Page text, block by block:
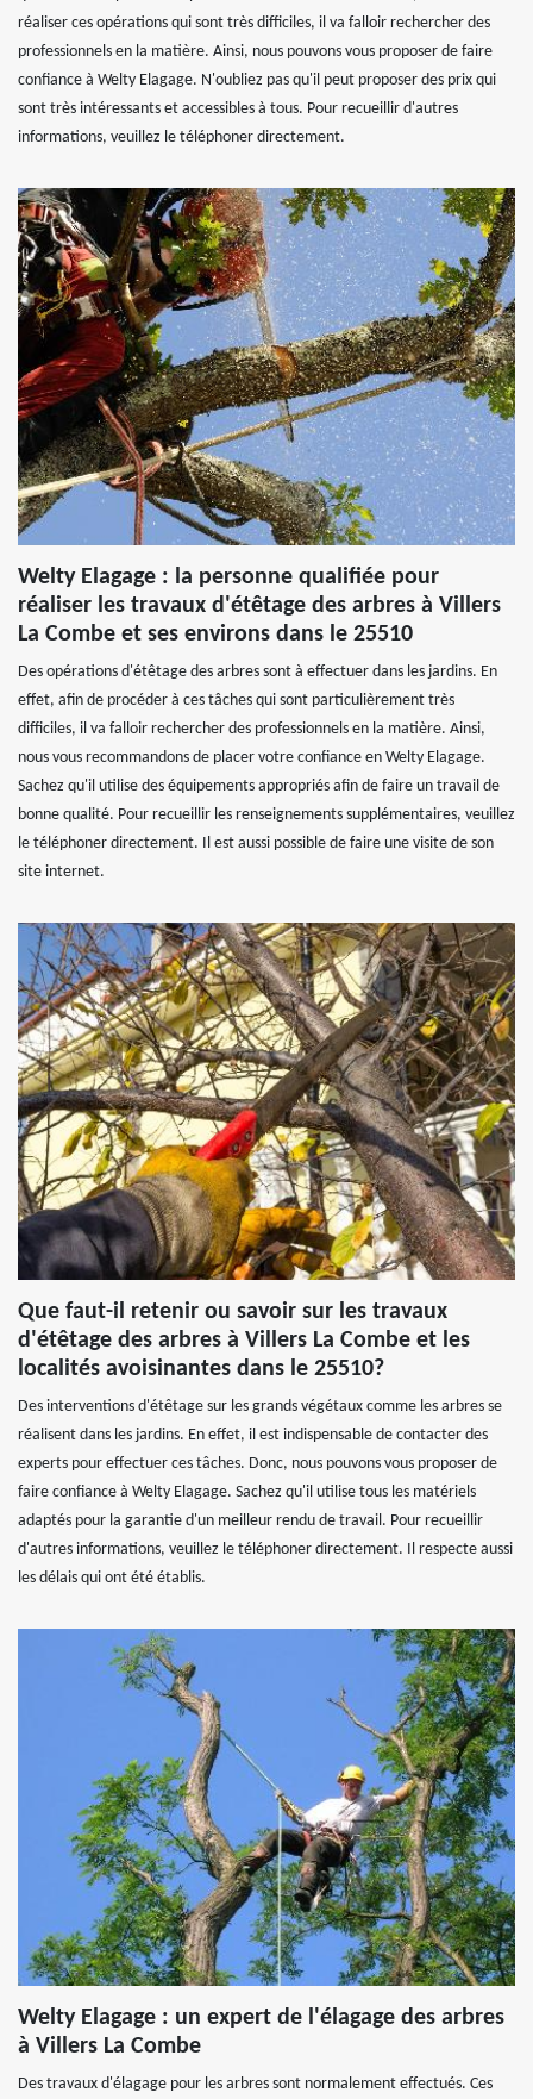
réaliser ces opérations qui sont très difficiles, il va falloir rechercher des
professionnels en la matière. Ainsi, nous pouvons vous proposer de faire
confiance à Welty Elagage. N'oubliez pas qu'il peut proposer des prix qui
sont très intéressants et accessibles à tous. Pour recueillir d'autres
informations, veuillez le téléphoner directement.
Welty Elagage : la personne qualifiée pour
réaliser les travaux d'étêtage des arbres à Villers
La Combe et ses environs dans le 25510
Des opérations d'étêtage des arbres sont à effectuer dans les jardins. En
effet, afin de procéder à ces tâches qui sont particulièrement très
difficiles, il va falloir rechercher des professionnels en la matière. Ainsi,
nous vous recommandons de placer votre confiance en Welty Elagage.
Sachez qu'il utilise des équipements appropriés afin de faire un travail de
bonne qualité. Pour recueillir les renseignements supplémentaires, veuillez
le téléphoner directement. Il est aussi possible de faire une visite de son
site internet.
Que faut-il retenir ou savoir sur les travaux
d'étêtage des arbres à Villers La Combe et les
localités avoisinantes dans le 25510?
Des interventions d'étêtage sur les grands végétaux comme les arbres se
réalisent dans les jardins. En effet, il est indispensable de contacter des
experts pour effectuer ces tâches. Donc, nous pouvons vous proposer de
faire confiance à Welty Elagage. Sachez qu'il utilise tous les matériels
adaptés pour la garantie d'un meilleur rendu de travail. Pour recueillir
d'autres informations, veuillez le téléphoner directement. Il respecte aussi
les délais qui ont été établis.
Welty Elagage : un expert de l'élagage des arbres
à Villers La Combe
Des travaux d'élagage pour les arbres sont normalement effectués. Ces